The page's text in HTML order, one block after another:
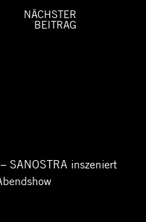
NÄCHSTER
BEITRAG
SANOSTRA inszeniert